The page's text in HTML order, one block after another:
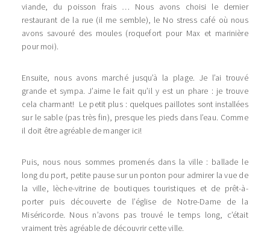
viande, du poisson frais … Nous avons choisi le dernier
restaurant de la rue (il me semble), le No stress café où nous
avons savouré des moules (roquefort pour Max et marinière
pour moi).
Ensuite, nous avons marché jusqu’à la plage. Je l’ai trouvé
grande et sympa. J’aime le fait qu’il y est un phare : je trouve
cela charmant! Le petit plus : quelques paillotes sont installées
sur le sable (pas très fin), presque les pieds dans l’eau. Comme
il doit être agréable de manger ici!
Puis, nous nous sommes promenés dans la ville : ballade le
long du port, petite pause sur un ponton pour admirer la vue de
la ville, lèche-vitrine de boutiques touristiques et de prêt-à-
porter puis découverte de l’église de Notre-Dame de la
Miséricorde. Nous n’avons pas trouvé le temps long, c’était
vraiment très agréable de découvrir cette ville.